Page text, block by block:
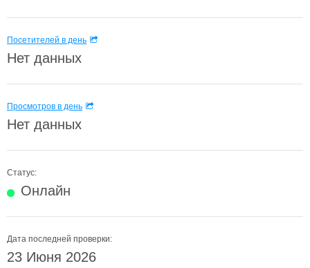
Посетителей в день
Нет данных
Просмотров в день
Нет данных
Статус:
Онлайн
Дата последней проверки:
23 Июня 2026